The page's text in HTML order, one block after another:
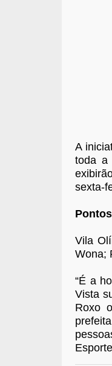
A
toda a
sexta-
Vila
Wona;
“É a
Vista
Roxo